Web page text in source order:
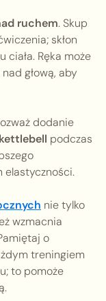
ruchem. Skup
skłon
Ręka może
głową, aby
dodanie
kettlebell podczas
elastyczności.
nie tylko
wzmacnia
o
treningiem
to pomoże